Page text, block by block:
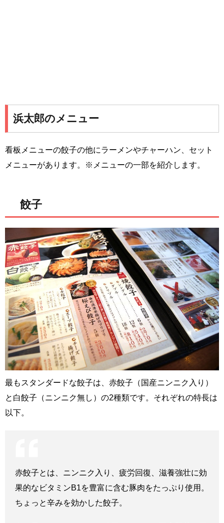
浜太郎のメニュー
看板メニューの餃子の他にラーメンやチャーハン、セット
メニューがあります。※メニューの一部を紹介します。
餃子
最もスタンダードな餃子は、赤餃子（国産ニンニク入り）
と白餃子（ニンニク無し）の2種類です。それぞれの特長は
以下。
赤餃子とは、ニンニク入り、疲労回復、滋養強壮に効
果的なビタミンB1を豊富に含む豚肉をたっぷり使用。
ちょっと辛みを効かした餃子。